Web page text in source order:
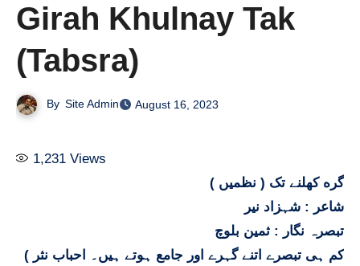
Girah Khulnay Tak
(Tabsra)
By Site Admin August 16, 2023
1,231 Views
گره کھلنے تک ( نظمیں )
شاعر : شہزاد نیر
تبصرہ نگار : ثمین بلوچ
( کم ہی تبصرے اتنے گہرے اور جامع ہوتے ہیں۔ احباب نثر